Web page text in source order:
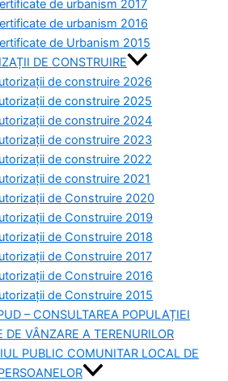
de urbanism 2017
de urbanism 2016
de Urbanism 2015
DE CONSTRUIRE
de construire 2026
de construire 2025
de construire 2024
de construire 2023
de construire 2022
de construire 2021
de Construire 2020
de Construire 2019
de Construire 2018
de Construire 2017
de Construire 2016
de Construire 2015
– CONSULTAREA POPULAȚIEI
DE VÂNZARE A TERENURILOR
PUBLIC COMUNITAR LOCAL DE